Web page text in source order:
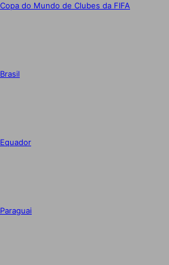
Copa do Mundo de Clubes da FIFA
Brasil
Equador
Paraguai